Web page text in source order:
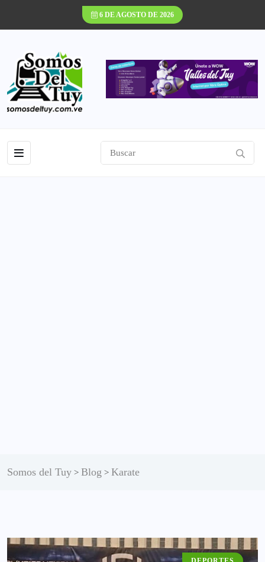
6 DE AGOSTO DE 2026
Somos del Tuy > Blog > Karate